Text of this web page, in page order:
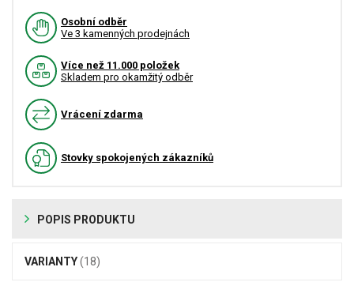
Osobní odběr
Ve 3 kamenných prodejnách
Více než 11.000 položek
Skladem pro okamžitý odběr
Vrácení zdarma
Stovky spokojených zákazníků
POPIS PRODUKTU
VARIANTY(18)